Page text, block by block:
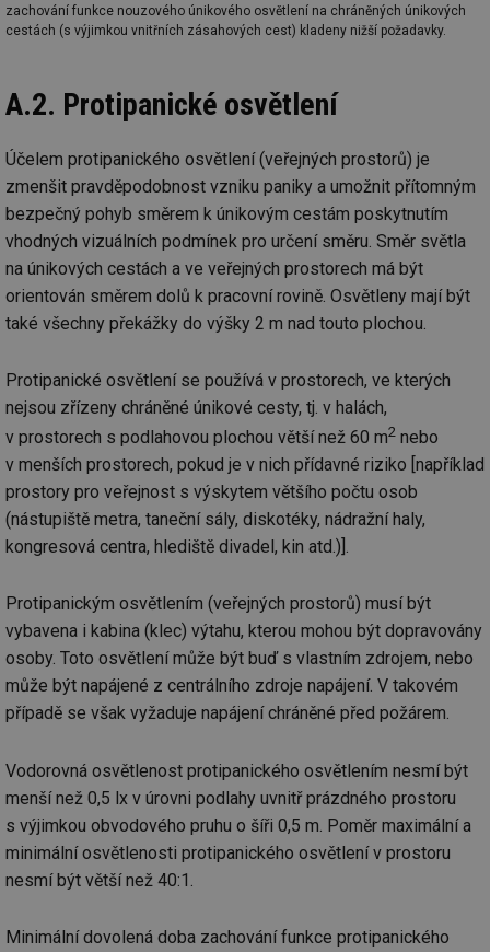
zachování funkce nouzového únikového osvětlení na chráněných únikových
cestách (s výjimkou vnitřních zásahových cest) kladeny nižší požadavky.
A.2. Protipanické osvětlení
Účelem protipanického osvětlení (veřejných prostorů) je
zmenšit pravděpodobnost vzniku paniky a umožnit přítomným
bezpečný pohyb směrem k únikovým cestám poskytnutím
vhodných vizuálních podmínek pro určení směru. Směr světla
na únikových cestách a ve veřejných prostorech má být
orientován směrem dolů k pracovní rovině. Osvětleny mají být
také všechny překážky do výšky 2 m nad touto plochou.
Protipanické osvětlení se používá v prostorech, ve kterých
nejsou zřízeny chráněné únikové cesty, tj. v halách,
v prostorech s podlahovou plochou větší než 60 m2 nebo
v menších prostorech, pokud je v nich přídavné riziko [například
prostory pro veřejnost s výskytem většího počtu osob
(nástupiště metra, taneční sály, diskotéky, nádražní haly,
kongresová centra, hlediště divadel, kin atd.)].
Protipanickým osvětlením (veřejných prostorů) musí být
vybavena i kabina (klec) výtahu, kterou mohou být dopravovány
osoby. Toto osvětlení může být buď s vlastním zdrojem, nebo
může být napájené z centrálního zdroje napájení. V takovém
případě se však vyžaduje napájení chráněné před požárem.
Vodorovná osvětlenost protipanického osvětlením nesmí být
menší než 0,5 lx v úrovni podlahy uvnitř prázdného prostoru
s výjimkou obvodového pruhu o šíři 0,5 m. Poměr maximální a
minimální osvětlenosti protipanického osvětlení v prostoru
nesmí být větší než 40:1.
Minimální dovolená doba zachování funkce protipanického